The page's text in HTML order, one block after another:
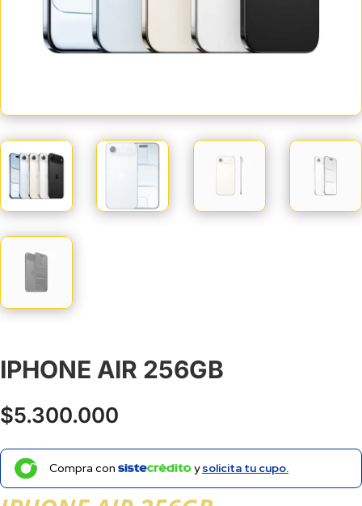
IPHONE AIR 256GB
$5.300.000
Compra con ysolicita tu cupo.